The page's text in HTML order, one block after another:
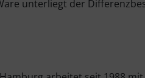
unterliegt der